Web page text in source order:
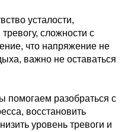
усталости,
сложности с
что напряжение не
важно не оставаться
помогаем разобраться с
восстановить
уровень тревоги и